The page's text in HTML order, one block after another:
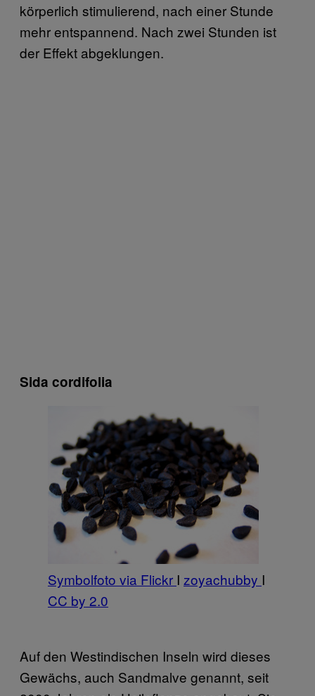
körperlich stimulierend, nach einer Stunde
mehr entspannend. Nach zwei Stunden ist
der Effekt abgeklungen.
Sida cordifolia
Symbolfoto via Flickr I zoyachubby I
CC by 2.0
Auf den Westindischen Inseln wird dieses
Gewächs, auch Sandmalve genannt, seit